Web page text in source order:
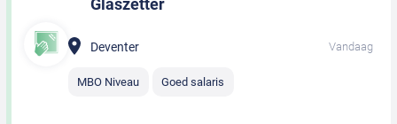
Glaszetter
Deventer Vandaag
MBO Niveau Goed salaris